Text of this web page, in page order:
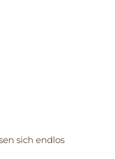
sich endlos